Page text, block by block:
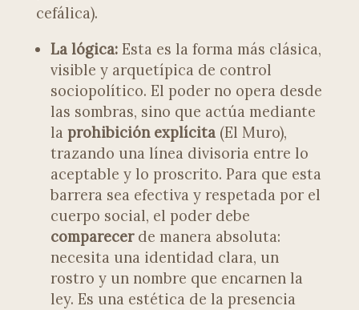
cefálica).
La lógica:Esta es la forma más clásica,
visible y arquetípica de control
sociopolítico. El poder no opera desde
las sombras, sino que actúa mediante
la prohibición explícita(El Muro),
trazando una línea divisoria entre lo
aceptable y lo proscrito. Para que esta
barrera sea efectiva y respetada por el
cuerpo social, el poder debe
comparecerde manera absoluta:
necesita una identidad clara, un
rostro y un nombre que encarnen la
ley. Es una estética de la presencia